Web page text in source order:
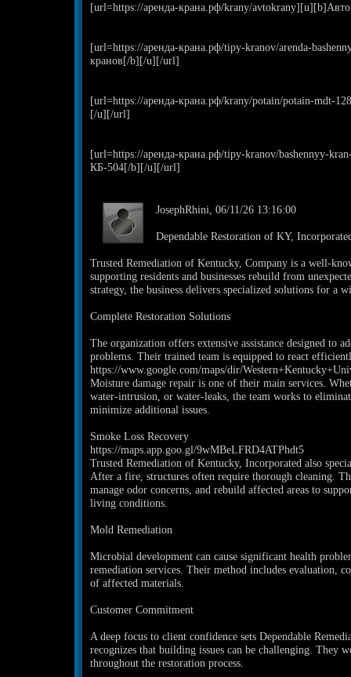
[url=https://аренда-крана.рф/krany/
[url=https://аренда-крана.рф/tipy-kranov/arenda-
кранов[/b][/u][/url]
[url=https://аренда-крана.рф/krany/potain/potain-mdt-
[/u][/url]
[url=https://аренда-крана.рф/tipy-kranov/bashennyy-
КБ-504[/b][/u][/url]
JosephRhini, 06/11/26 13:16:00
Dependable Restoration of KY,
Trusted Remediation of Kentucky, Company is a well-
supporting residents and businesses rebuild from
strategy, the business delivers specialized solutions for a
Complete Restoration Solutions
The organization offers extensive assistance designed to
problems. Their trained team is equipped to react
https://www.google.com/maps/dir/
Moisture damage repair is one of their main services.
water-intrusion, or water-leaks, the team works to
minimize additional issues.
Smoke Loss Recovery
https://maps.app.goo.gl/9wMBeLFRD4ATPhdt5
Trusted Remediation of Kentucky, Incorporated also
After a fire, structures often require thorough cleaning.
manage odor concerns, and rebuild affected areas to
living conditions.
Mold Remediation
Microbial development can cause significant health
remediation services. Their method includes evaluation,
of affected materials.
Customer Commitment
A deep focus to client confidence sets Dependable
recognizes that building issues can be challenging. They
throughout the restoration process.